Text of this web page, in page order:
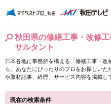
秋田県の修繕工事・改修
サルタント
日本各地に事務所を構える「修繕工事・
ら、あなたにぴったりのプロをお探しい
や取材記事、経歴、サービス内容を掲載し
現在の検索条件